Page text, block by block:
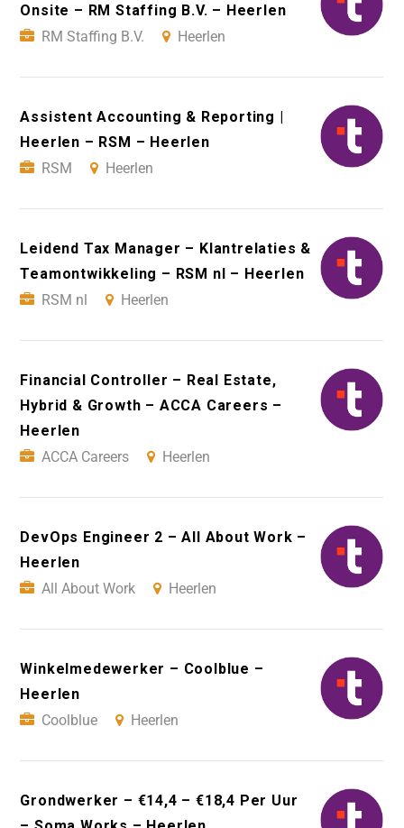
Onsite – RM Staffing B.V. – Heerlen
RM Staffing B.V.
Heerlen
Assistent Accounting & Reporting |
Heerlen – RSM – Heerlen
RSM
Heerlen
Leidend Tax Manager – Klantrelaties &
Teamontwikkeling – RSM nl – Heerlen
RSM nl
Heerlen
Financial Controller – Real Estate,
Hybrid & Growth – ACCA Careers –
Heerlen
ACCA Careers
Heerlen
DevOps Engineer 2 – All About Work –
Heerlen
All About Work
Heerlen
Winkelmedewerker – Coolblue –
Heerlen
Coolblue
Heerlen
Grondwerker – €14,4 – €18,4 Per Uur